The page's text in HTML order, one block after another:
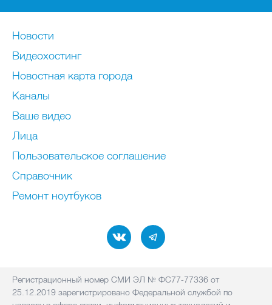
Новости
Видеохостинг
Новостная карта города
Каналы
Ваше видео
Лица
Пользовательское соглашение
Справочник
Ремонт нoутбуков
Регистрационный номер СМИ ЭЛ № ФС77-77336 от
25.12.2019 зарегистрировано Федеральной службой по